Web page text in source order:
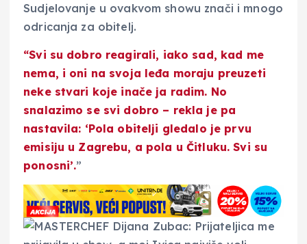
Sudjelovanje u ovakvom showu znači i mnogo
odricanja za obitelj.
“Svi su dobro reagirali, iako sad, kad me
nema, i oni na svoja leđa moraju preuzeti
neke stvari koje inače ja radim. No
snalazimo se svi dobro – rekla je pa
nastavila: ‘Pola obitelji gledalo je prvu
emisiju u Zagrebu, a pola u Čitluku. Svi su
ponosni’.”